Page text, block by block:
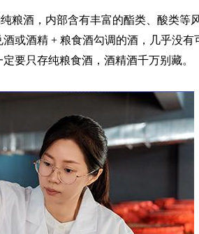
粮酒，内部含有丰富的酯类、酸类等
酒或酒精 + 粮食酒勾调的酒，几乎没有
要只存纯粮食酒，酒精酒千万别藏。